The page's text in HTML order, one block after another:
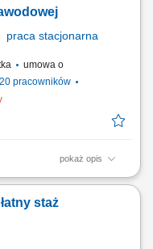
praca stacjonarna
umowa o
pracowników
pokaż opis
aktywizacji zawodowej
Osób
programie jest zwiększenie
staż